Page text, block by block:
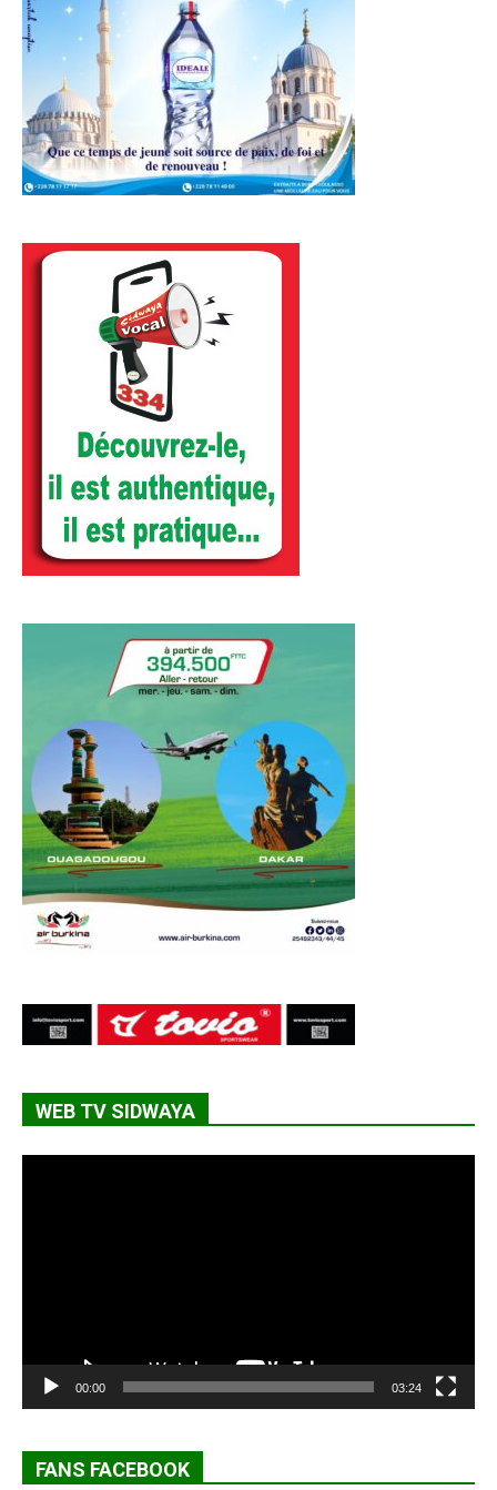
WEB TV SIDWAYA
00:00 03:24
FANS FACEBOOK